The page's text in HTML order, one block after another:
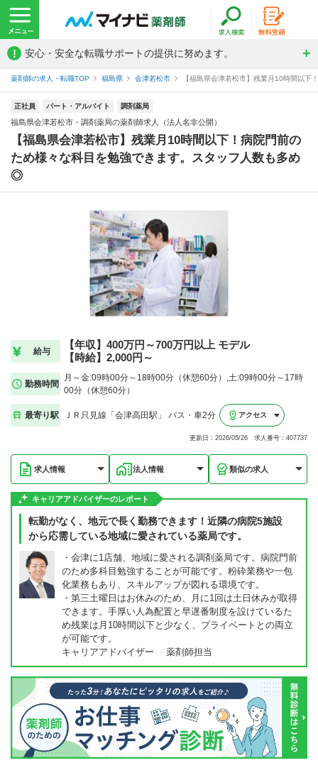
! 安心・安全な転職サポートの提供に努めます。
薬剤師の求人・転職TOP 福島県 会津若松市 【福島県会津若松市】残業月10時間以
正社員 パート・アルバイト 調剤薬局
福島県会津若松市・調剤薬局の薬剤師求人（法人名非公開）
【福島県会津若松市】残業月10時間以下！病院門前の
ため様々な科目を勉強できます。スタッフ人数も多め
◎
給与
【年収】400万円～700万円以上 モデル
【時給】2,000円～
勤務時間
月～金:09時00分～18時00分（休憩60分）,土:09時00分～17時
00分（休憩60分）
最寄り駅 ＪＲ只見線「会津高田駅」 バス・車2分 アクセス
更新日：2026/05/26 求人番号：407737
求人情報 法人情報 類似の求人
キャリアアドバイザーのレポート
転勤がなく、地元で長く勤務できます！近隣の病院5施設
から応需している地域に愛されている薬局です。
・会津に1店舗、地域に愛される調剤薬局です。病院門前
のため多科目勉強することが可能です。粉砕業務や一包
化業務もあり、スキルアップが図れる環境です。
・第三土曜日はお休みのため、月に1回は土日休みが取得
できます。手厚い人為配置と早遅番制度を設けているた
め残業は月10時間以下と少なく、プライベートとの両立
が可能です。
キャリアアドバイザー 薬剤師担当